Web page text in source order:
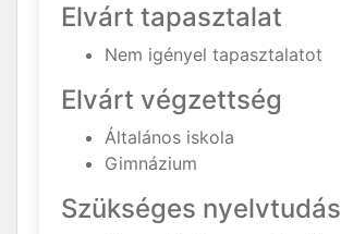
Elvárt tapasztalat
Nem igényel tapasztalatot
Elvárt végzettség
Általános iskola
Gimnázium
Szükséges nyelvtudás